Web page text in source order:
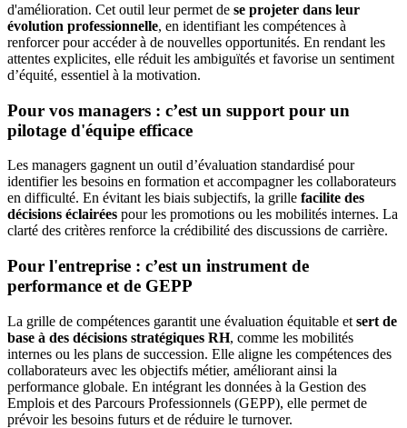
d'amélioration. Cet outil leur permet de se projeter dans leur
évolution professionnelle, en identifiant les compétences à
renforcer pour accéder à de nouvelles opportunités. En rendant les
attentes explicites, elle réduit les ambiguïtés et favorise un sentiment
d’équité, essentiel à la motivation.
Pour vos managers : c’est un support pour un
pilotage d'équipe efficace
Les managers gagnent un outil d’évaluation standardisé pour
identifier les besoins en formation et accompagner les collaborateurs
en difficulté. En évitant les biais subjectifs, la grille facilite des
décisions éclairées pour les promotions ou les mobilités internes. La
clarté des critères renforce la crédibilité des discussions de carrière.
Pour l'entreprise : c’est un instrument de
performance et de GEPP
La grille de compétences garantit une évaluation équitable et sert de
base à des décisions stratégiques RH, comme les mobilités
internes ou les plans de succession. Elle aligne les compétences des
collaborateurs avec les objectifs métier, améliorant ainsi la
performance globale. En intégrant les données à la Gestion des
Emplois et des Parcours Professionnels (GEPP), elle permet de
prévoir les besoins futurs et de réduire le turnover.